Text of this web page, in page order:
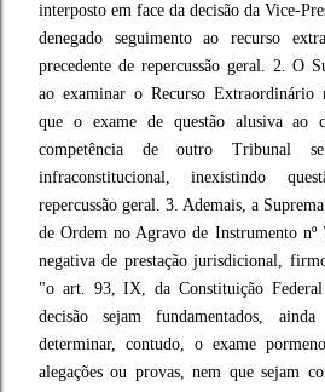
interposto em face da decisão da Vice-
denegado seguimento ao recurso
precedente de repercussão geral. 2. O
ao examinar o Recurso Extraordinário
que o exame de questão alusiva ao
competência de outro Tribunal
infraconstitucional, inexistindo
repercussão geral. 3. Ademais, a
de Ordem no Agravo de Instrumento nº
negativa de prestação jurisdicional,
"o art. 93, IX, da Constituição
decisão sejam fundamentados,
determinar, contudo, o exame
alegações ou provas, nem que sejam